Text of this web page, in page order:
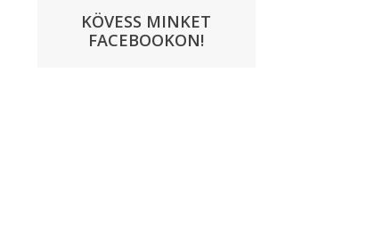
KÖVESS MINKET
FACEBOOKON!